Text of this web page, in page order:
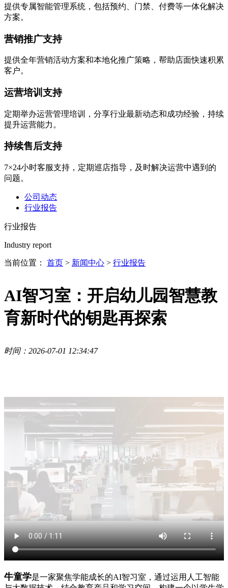
提供专属智能管理系统，包括预约、门禁、付费等一体化解决
方案。
营销推广支持
提供全年营销活动方案和本地化推广策略，帮助店面快速积累
客户。
运营培训支持
定期举办运营管理培训，分享行业最新动态和成功经验，持续
提升运营能力。
持续售后支持
7×24小时客服支持，定期巡店指导，及时解决运营中遇到的
问题。
公司动态
行业报告
行业报告
Industry report
当前位置： 首页 > 新闻中心 > 行业报告
AI智习室：开启幼儿园智慧教
育新时代的钥匙再探索
时间：2026-07-01 12:34:47
牛童学是一家聚焦学能成长的AI智习室，通过运用人工智能